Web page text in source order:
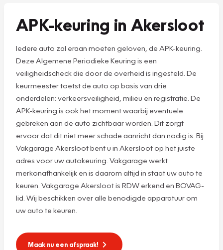
APK-keuring in Akersloot
Iedere auto zal eraan moeten geloven, de APK-keuring.
Deze Algemene Periodieke Keuring is een
veiligheidscheck die door de overheid is ingesteld. De
keurmeester toetst de auto op basis van drie
onderdelen: verkeersveiligheid, milieu en registratie. De
APK-keuring is ook het moment waarbij eventuele
gebreken aan de auto zichtbaar worden. Dit zorgt
ervoor dat dit niet meer schade aanricht dan nodig is. Bij
Vakgarage Akersloot bent u in Akersloot op het juiste
adres voor uw autokeuring. Vakgarage werkt
merkonafhankelijk en is daarom altijd in staat uw auto te
keuren. Vakgarage Akersloot is RDW erkend en BOVAG-
lid. Wij beschikken over alle benodigde apparatuur om
uw auto te keuren.
Maak nu een afspraak!